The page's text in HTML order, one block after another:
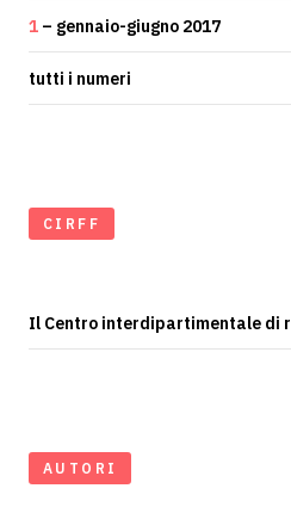
1 – gennaio-giugno 2017
tutti i numeri
CIRFF
Il Centro interdipartimentale di
AUTORI